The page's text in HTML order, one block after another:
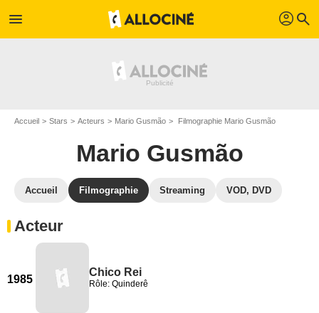
menu profil search
Accueil Stars Acteurs Mario Gusmão Filmographie Mario Gusmão
Mario Gusmão
Accueil Filmographie Streaming VOD, DVD
Acteur
1985
Chico Rei
Rôle: Quinderê